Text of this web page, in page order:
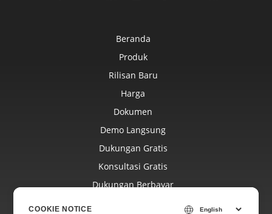
Beranda
Produk
Rilisan Baru
Harga
Dokumen
Demo Langsung
Dukungan Gratis
Konsultasi Gratis
Dukungan Berbayar
COOKIE NOTICE